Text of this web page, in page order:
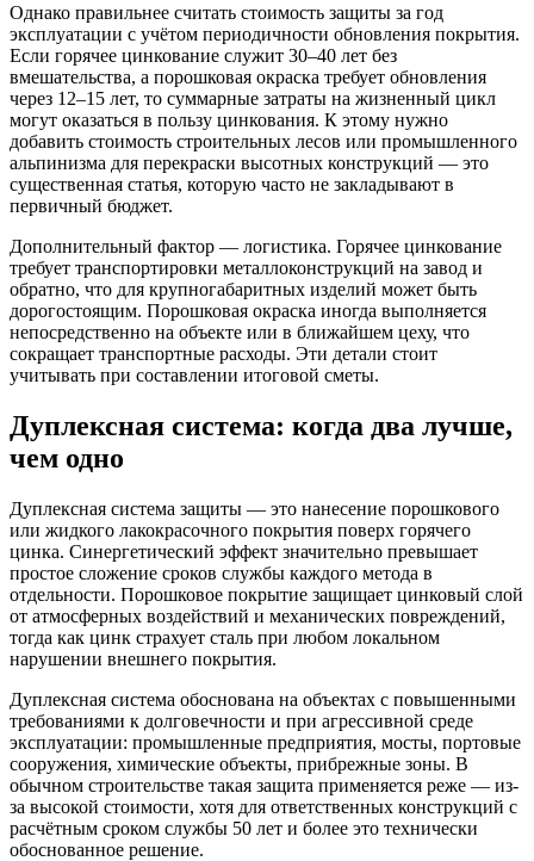
Однако правильнее считать стоимость защиты за год
эксплуатации с учётом периодичности обновления покрытия.
Если горячее цинкование служит 30–40 лет без
вмешательства, а порошковая окраска требует обновления
через 12–15 лет, то суммарные затраты на жизненный цикл
могут оказаться в пользу цинкования. К этому нужно
добавить стоимость строительных лесов или промышленного
альпинизма для перекраски высотных конструкций — это
существенная статья, которую часто не закладывают в
первичный бюджет.
Дополнительный фактор — логистика. Горячее цинкование
требует транспортировки металлоконструкций на завод и
обратно, что для крупногабаритных изделий может быть
дорогостоящим. Порошковая окраска иногда выполняется
непосредственно на объекте или в ближайшем цеху, что
сокращает транспортные расходы. Эти детали стоит
учитывать при составлении итоговой сметы.
Дуплексная система: когда два лучше,
чем одно
Дуплексная система защиты — это нанесение порошкового
или жидкого лакокрасочного покрытия поверх горячего
цинка. Синергетический эффект значительно превышает
простое сложение сроков службы каждого метода в
отдельности. Порошковое покрытие защищает цинковый слой
от атмосферных воздействий и механических повреждений,
тогда как цинк страхует сталь при любом локальном
нарушении внешнего покрытия.
Дуплексная система обоснована на объектах с повышенными
требованиями к долговечности и при агрессивной среде
эксплуатации: промышленные предприятия, мосты, портовые
сооружения, химические объекты, прибрежные зоны. В
обычном строительстве такая защита применяется реже — из-
за высокой стоимости, хотя для ответственных конструкций с
расчётным сроком службы 50 лет и более это технически
обоснованное решение.